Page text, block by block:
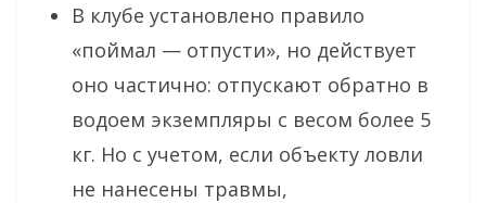
В клубе установлено правило
«поймал — отпусти», но действует
оно частично: отпускают обратно в
водоем экземпляры с весом более 5
кг. Но с учетом, если объекту ловли
не нанесены травмы,